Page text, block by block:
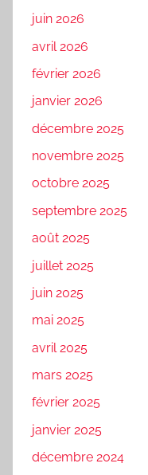
juin 2026
avril 2026
février 2026
janvier 2026
décembre 2025
novembre 2025
octobre 2025
septembre 2025
août 2025
juillet 2025
juin 2025
mai 2025
avril 2025
mars 2025
février 2025
janvier 2025
décembre 2024